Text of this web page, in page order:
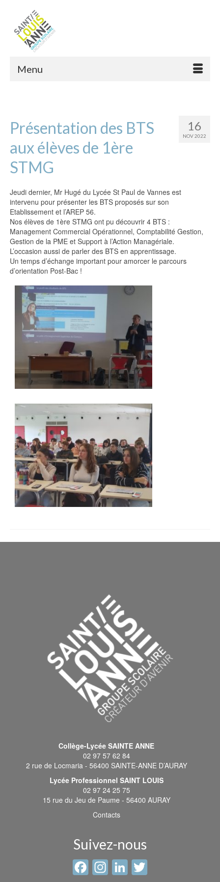
Menu
16
NOV 2022
Présentation des BTS
aux élèves de 1ère
STMG
Jeudi dernier, Mr Hugé du Lycée St Paul de Vannes est
intervenu pour présenter les BTS proposés sur son
Etablissement et l’AREP 56.
Nos élèves de 1ère STMG ont pu découvrir 4 BTS :
Management Commercial Opérationnel, Comptabilité Gestion,
Gestion de la PME et Support à l’Action Managériale.
L’occasion aussi de parler des BTS en apprentissage.
Un temps d’échange important pour amorcer le parcours
d’orientation Post-Bac !
Collège-Lycée SAINTE ANNE
02 97 57 62 84
2 rue de Locmaria - 56400 SAINTE-ANNE D’AURAY
Lycée Professionnel SAINT LOUIS
02 97 24 25 75
15 rue du Jeu de Paume - 56400 AURAY
Contacts
Suivez-nous
Facebook
Instagram
LinkedIn